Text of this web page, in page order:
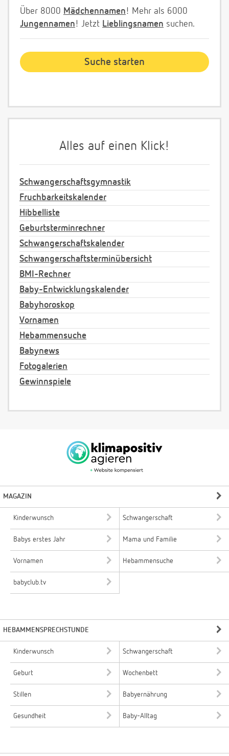
Über 8000 Mädchennamen! Mehr als 6000
Jungennamen! Jetzt Lieblingsnamen suchen.
Alles auf einen Klick!
Schwangerschaftsgymnastik
Fruchbarkeitskalender
Hibbelliste
Geburtsterminrechner
Schwangerschaftskalender
Schwangerschaftsterminübersicht
BMI-Rechner
Baby-Entwicklungskalender
Babyhoroskop
Vornamen
Hebammensuche
Babynews
Fotogalerien
Gewinnspiele
MAGAZIN
Kinderwunsch Schwangerschaft
Babys erstes Jahr Mama und Familie
Vornamen Hebammensuche
babyclub.tv
HEBAMMENSPRECHSTUNDE
Kinderwunsch Schwangerschaft
Geburt Wochenbett
Stillen Babyernährung
Gesundheit Baby-Alltag